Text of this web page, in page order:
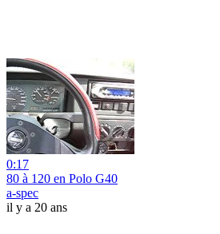
0:17
80 à 120 en Polo G40
a-spec
il y a 20 ans